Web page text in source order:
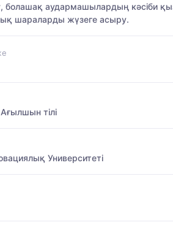
аудармашылардың кәсіби
шараларды жүзеге асыру.
тілі
Университеті